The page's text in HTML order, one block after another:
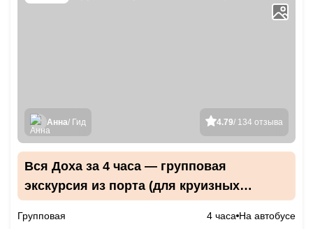
4.79/ 134 отзыва
Анна/ Гид
Вся Доха за 4 часа — групповая
экскурсия из порта (для круизных
Групповая 4 часа На автобусе